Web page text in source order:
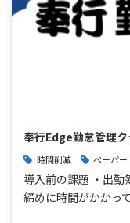
奉行Edge勤怠管理
時間削減 ペーパー
導入前の課題 ・出勤
締めに時間がかかっ